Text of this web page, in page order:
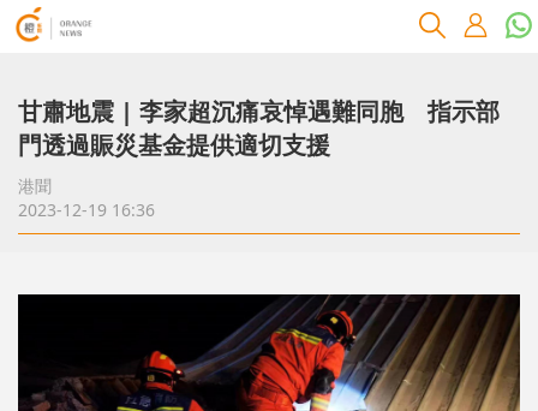
甘肅地震 | 李家超沉痛哀悼遇難同胞 指示部
門透過賑災基金提供適切支援
港聞
2023-12-19 16:36